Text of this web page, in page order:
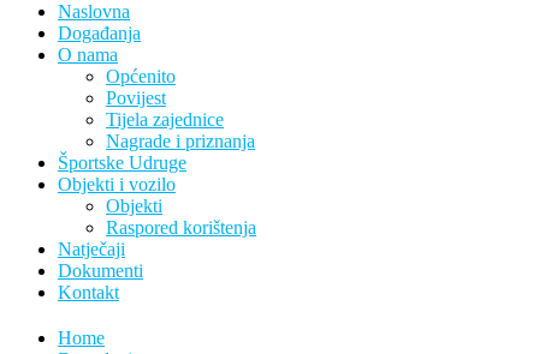
Naslovna
Događanja
O nama
Općenito
Povijest
Tijela zajednice
Nagrade i priznanja
Športske Udruge
Objekti i vozilo
Objekti
Raspored korištenja
Natječaji
Dokumenti
Kontakt
Home